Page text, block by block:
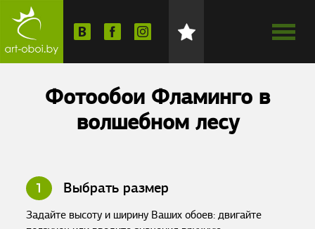
Фотообои Фламинго в
волшебном лесу
1 Выбрать размер
Задайте высоту и ширину Ваших обоев: двигайте